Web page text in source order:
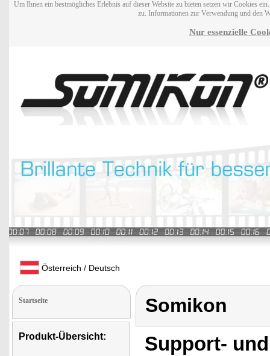
Um Ihnen ein bestmögliches Erlebnis auf dieser Website zu bieten setzen wir Cookies
zu. Informationen zur Verwendung und den
Nur essenzielle
Österreich / Deutsch
Startseite
Produkt-Übersicht:
Somikon
Support-